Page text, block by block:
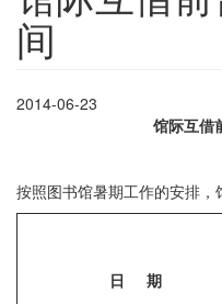
间
2014-06-23
馆际互借
按照图书馆暑期工作的安排，
日 期